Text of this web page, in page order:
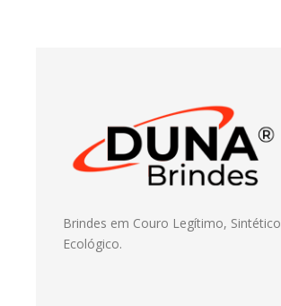
Brindes em Couro Legítimo,
Ecológico.